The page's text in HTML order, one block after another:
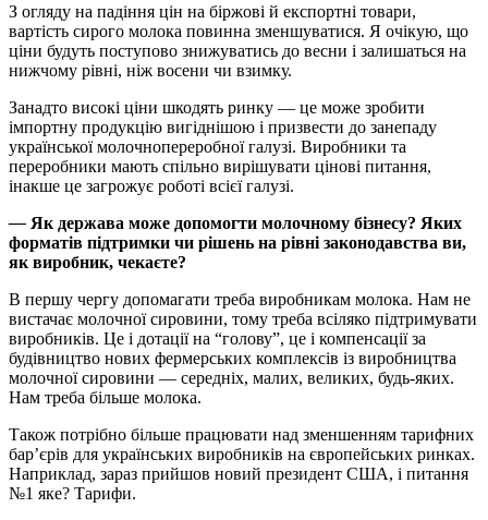
З огляду на падіння цін на біржові й експортні товари,
вартість сирого молока повинна зменшуватися. Я очікую, що
ціни будуть поступово знижуватись до весни і залишаться на
нижчому рівні, ніж восени чи взимку.
Занадто високі ціни шкодять ринку — це може зробити
імпортну продукцію вигіднішою і призвести до занепаду
української молочнопереробної галузі. Виробники та
переробники мають спільно вирішувати цінові питання,
інакше це загрожує роботі всієї галузі.
— Як держава може допомогти молочному бізнесу? Яких
форматів підтримки чи рішень на рівні законодавства ви,
як виробник, чекаєте?
В першу чергу допомагати треба виробникам молока. Нам не
вистачає молочної сировини, тому треба всіляко підтримувати
виробників. Це і дотації на “голову”, це і компенсації за
будівництво нових фермерських комплексів із виробництва
молочної сировини — середніх, малих, великих, будь-яких.
Нам треба більше молока.
Також потрібно більше працювати над зменшенням тарифних
бар’єрів для українських виробників на європейських ринках.
Наприклад, зараз прийшов новий президент США, і питання
№1 яке? Тарифи.